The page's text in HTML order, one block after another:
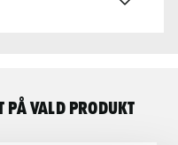
på vald produkt